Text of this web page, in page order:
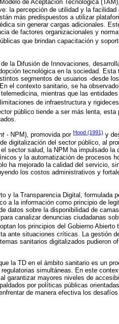
de Aceptación Tecnológica
la percepción de utilidad y la
más predispuestos a utilizar
sin generar cargas adicionales.
de factores organizacionales y
que brindan capacitación y
la Difusión de Innovaciones,
tecnológica en la sociedad.
segmentos de usuarios -desde
el contexto sanitario, se ha
mientras que las
de infraestructura y
público tiende a ser más lenta, esta
- NPM), promovida por Hood (1991) y
digitalización del sector público, al
sector salud, la NPM ha impulsado la
y la automatización de procesos
ha mejorado la calidad del servicio,
los costos administrativos y
y la Transparencia Digital, formulada
a la información como principio de
datos sobre la disponibilidad de
canalizar denuncias ciudadanas
los principios del Gobierno Abierto
ante situaciones críticas. La gestión
sanitarios digitalizados pudieron
la TD en el ámbito sanitario es un
simultáneas. En este
garantizar mayores niveles de
por políticas públicas
de manera efectiva los